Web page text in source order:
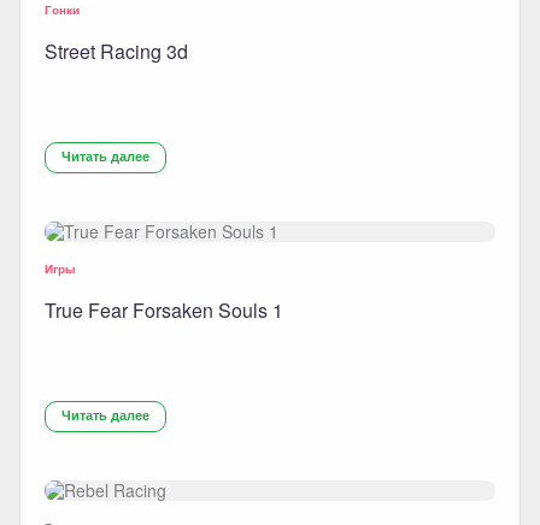
Гонки
Street Racing 3d
Читать далее
Игры
True Fear Forsaken Souls 1
Читать далее